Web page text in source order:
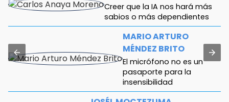
Creer que la IA nos hará más
sabios o más dependientes
MARIO ARTURO
MÉNDEZ BRITO
El micrófono no es un
pasaporte para la
insensibilidad